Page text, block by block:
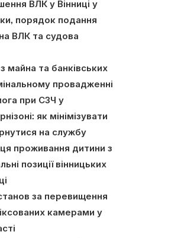
ВЛК у Вінниці у
порядок подання
ВЛК та судова
майна та банківських
провадженні
при СЗЧ у
як мінімізувати
на службу
проживання дитини з
позиції вінницьких
за перевищення
камерами у